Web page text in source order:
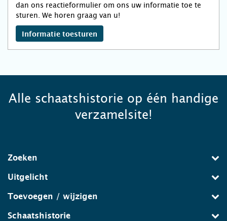
dan ons reactieformulier om ons uw informatie toe te
sturen. We horen graag van u!
Informatie toesturen
Alle schaatshistorie op één handige
verzamelsite!
Zoeken
Uitgelicht
Toevoegen / wijzigen
Schaatshistorie